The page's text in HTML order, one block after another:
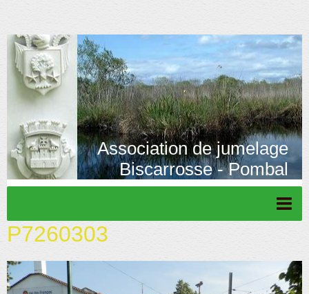
Association de jumelage
Biscarrosse - Pombal
Page d'accueil
Actu/News
Rétrospective
P7260303